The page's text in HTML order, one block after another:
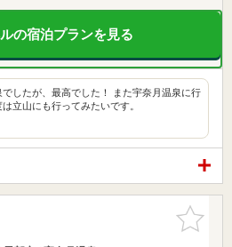
の宿泊プランを見る
したが、最高でした！ また宇奈月温泉に行
立山にも行ってみたいです。
お気に入
りに追加